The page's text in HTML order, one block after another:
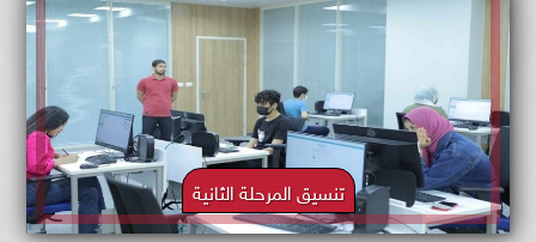
تنسيق المرحلة الثانية